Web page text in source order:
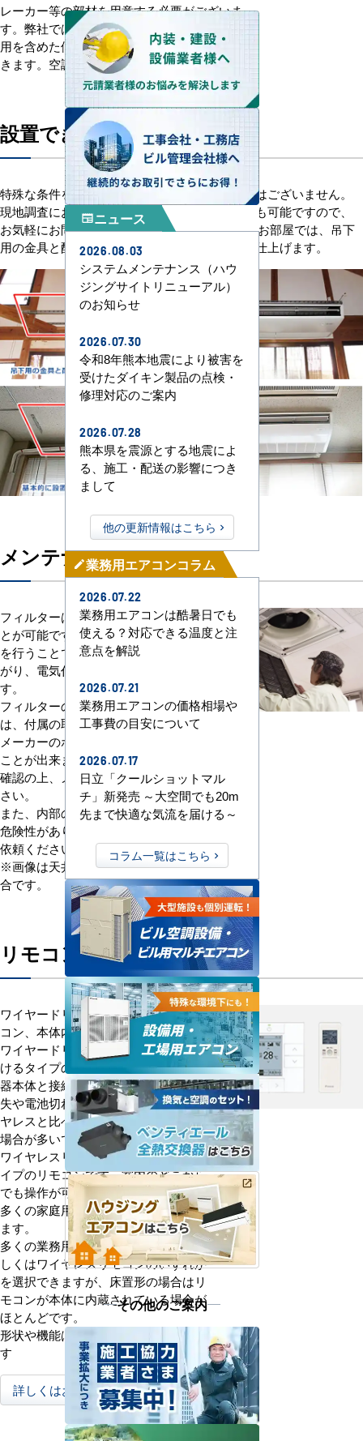
レーカー等の部材を用意する必要がございま
す。弊社ではお打ち合わせの上、必要な部材費
用を含めた価格で工事費をご提案させていただ
きます。空調工事はすべてお任せください。
設置できる場所について
特殊な条件を除けば、基本的に設置場所の制限はございません。
現地調査にお伺いして設置可能か確認することも可能ですので、
お気軽にお問合せください。 天井ボードの無いお部屋では、吊下
用の金具と配管を露出させ、スタイリッシュに仕上げます。
メンテナンスについて
フィルターはご自身で清掃いただくこ
とが可能です。定期的なメンテナンス
を行うことで、冷房・暖房の効率が上
がり、電気代を抑える効果がありま
す。
フィルターの取り外し方や清掃の方法
は、付属の取り扱い説明書、もしくは
メーカーのホームページから確認する
ことが出来ます。必ず正しい手順をご
確認の上、メンテナンスを行ってくだ
さい。
また、内部の分解洗浄などはお怪我の
危険性がありますので、専門業者にご
依頼ください。
※画像は天井カセット形4方向吹出の場
合です。
リモコンの種類について
ワイヤードリモコン、ワイヤレスリモ
コン、本体内蔵型の3種類があります。
ワイヤードリモコンは、壁面に取り付
けるタイプのリモコンです。配線で機
器本体と接続する必要があります。紛
失や電池切れなどの心配がなく、ワイ
ヤレスと比べ便利な機能が付いている
場合が多いです。
ワイヤレスリモコンは、持ち運べるタ
イプのリモコンです。室内のどこから
でも操作が可能なため、利便性が高く
多くの家庭用エアコンに採用されてい
ます。
多くの業務用エアコンはワイヤードも
しくはワイヤレスリモコンのいずれか
を選択できますが、床置形の場合はリ
モコンが本体に内蔵されている場合が
ほとんどです。
形状や機能はメーカーごとに異なりま
す
詳しくはお問合せください
newspaperニュース
2026.08.03
システムメンテナンス（ハウ
ジングサイトリニューアル）
のお知らせ
2026.07.30
令和8年熊本地震により被害を
受けたダイキン製品の点検・
修理対応のご案内
2026.07.28
熊本県を震源とする地震によ
る、施工・配送の影響につき
まして
他の更新情報はこちら
mode_edit業務用エアコンコラム
2026.07.22
業務用エアコンは酷暑日でも
使える？対応できる温度と注
意点を解説
2026.07.21
業務用エアコンの価格相場や
工事費の目安について
2026.07.17
日立「クールショットマル
チ」新発売 ～大空間でも20m
先まで快適な気流を届ける～
コラム一覧はこちら
その他のご案内